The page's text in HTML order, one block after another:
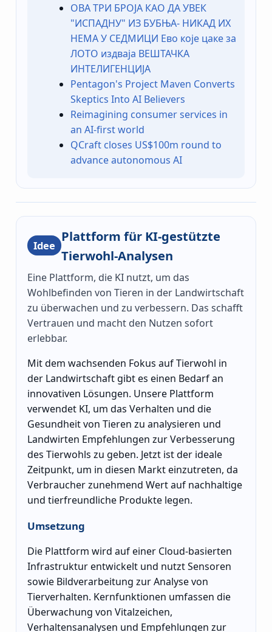
ОВА ТРИ БРОЈА КАО ДА УВЕК
"ИСПАДНУ" ИЗ БУБЊА- НИКАД ИХ
НЕМА У СЕДМИЦИ Ево које цаке за
ЛОТО издваја ВЕШТАЧКА
ИНТЕЛИГЕНЦИЈА
Pentagon's Project Maven Converts
Skeptics Into AI Believers
Reimagining consumer services in
an AI-first world
QCraft closes US$100m round to
advance autonomous AI
Idee
Plattform für KI-gestützte
Tierwohl-Analysen
Eine Plattform, die KI nutzt, um das
Wohlbefinden von Tieren in der Landwirtschaft
zu überwachen und zu verbessern. Das schafft
Vertrauen und macht den Nutzen sofort
erlebbar.
Mit dem wachsenden Fokus auf Tierwohl in
der Landwirtschaft gibt es einen Bedarf an
innovativen Lösungen. Unsere Plattform
verwendet KI, um das Verhalten und die
Gesundheit von Tieren zu analysieren und
Landwirten Empfehlungen zur Verbesserung
des Tierwohls zu geben. Jetzt ist der ideale
Zeitpunkt, um in diesen Markt einzutreten, da
Verbraucher zunehmend Wert auf nachhaltige
und tierfreundliche Produkte legen.
Umsetzung
Die Plattform wird auf einer Cloud-basierten
Infrastruktur entwickelt und nutzt Sensoren
sowie Bildverarbeitung zur Analyse von
Tierverhalten. Kernfunktionen umfassen die
Überwachung von Vitalzeichen,
Verhaltensanalysen und Empfehlungen zur